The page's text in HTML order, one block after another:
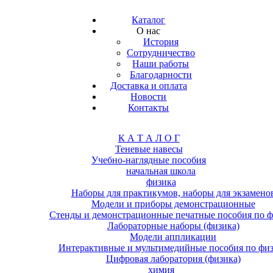
Каталог
О нас
История
Сотрудничество
Наши работы
Благодарности
Доставка и оплата
Новости
Контакты
К А Т А Л О Г
Теневые навесы
Учебно-наглядные пособия
начальная школа
физика
Наборы для практикумов, наборы для
Модели и приборы демонстрационные
Стенды и демонстрационные печатные пособия по
Лабораторные наборы (физика)
Модели аппликации
Интерактивные и мультимедийные пособия по
Цифровая лаборатория (физика)
химия